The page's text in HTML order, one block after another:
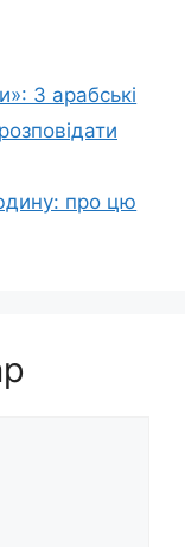
3 арабські
про цю